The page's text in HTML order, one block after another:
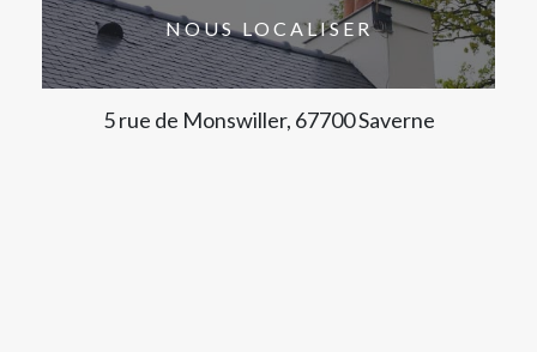
NOUS LOCALISER
5 rue de Monswiller, 67700 Saverne